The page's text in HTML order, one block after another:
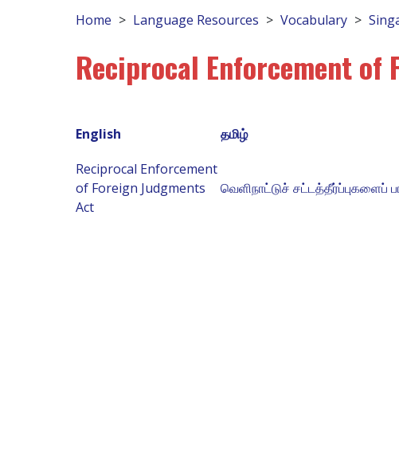
Home Language Resources Vocabulary
Reciprocal Enforcement of
English
தமிழ்
Reciprocal Enforcement
of Foreign Judgments
Act
வெளிநாட்டுச் சட்டத்தீர்ப்புகளைப்